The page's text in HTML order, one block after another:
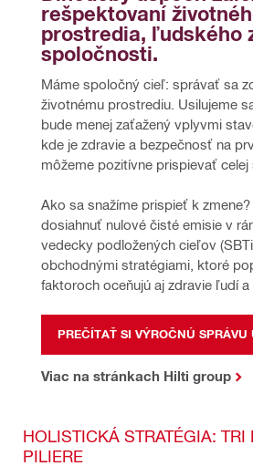
rešpektovaní
prostredia, ľudského
spoločnosti.
Máme spoločný cieľ: správať sa
životnému prostrediu. Usilujeme
bude menej zaťažený vplyvmi
kde je zdravie a bezpečnosť na
môžeme pozitívne prispievať celej
Ako sa snažíme prispieť k
dosiahnuť nulové čisté emisie v
vedecky podložených cieľov
obchodnými stratégiami, ktoré
faktoroch oceňujú aj zdravie ľudí
PREČÍTAŤ SI VÝROČNÚ SPRÁVU
Viac na stránkach Hilti group
HOLISTICKÁ STRATÉGIA: TRI
PILIERE